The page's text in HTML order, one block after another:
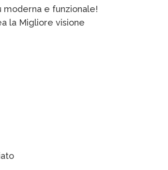
moderna e funzionale!
la Migliore visione